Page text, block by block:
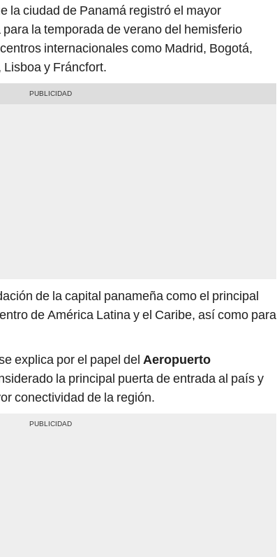
la ciudad de Panamá registró el mayor
la temporada de verano del hemisferio
internacionales como Madrid, Bogotá,
y Fráncfort.
de la capital panameña como el principal
de América Latina y el Caribe, así como para
explica por el papel del Aeropuerto
la principal puerta de entrada al país y
conectividad de la región.